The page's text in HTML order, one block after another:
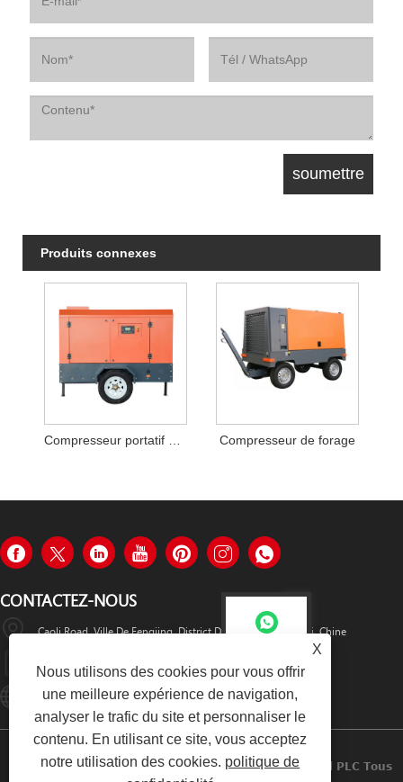
Produits connexes
Compresseur portatif diesel Compresseur de forage
CONTACTEZ-NOUS
Caoli Road, Ville De Fengjing, District De Jinshan, Shanghai, Chine
+8615800685506
Online-Service01@gesosystems.com
Copyright © 2024 Shanghai Geso Systems Industrial PLC Tous
Sini
X
Nous utilisons des cookies pour vous offrir
une meilleure expérience de navigation,
analyser le trafic du site et personnaliser le
contenu. En utilisant ce site, vous acceptez
notre utilisation des cookies. politique de